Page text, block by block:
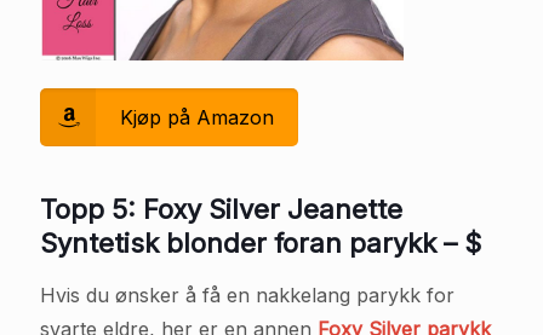
Kjøp på Amazon
Topp 5: Foxy Silver Jeanette
Syntetisk blonder foran parykk – $
Hvis du ønsker å få en nakkelang parykk for
svarte eldre, her er en annen Foxy Silver parykk